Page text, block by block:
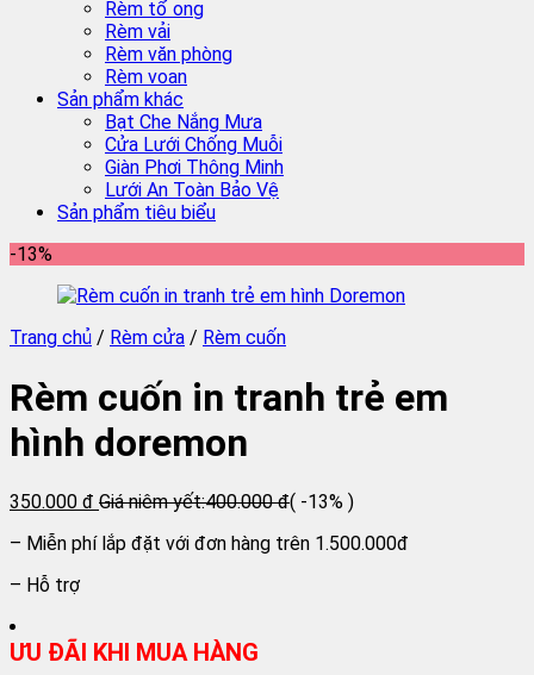
Rèm tổ ong
Rèm vải
Rèm văn phòng
Rèm voan
Sản phẩm khác
Bạt Che Nắng Mưa
Cửa Lưới Chống Muỗi
Giàn Phơi Thông Minh
Lưới An Toàn Bảo Vệ
Sản phẩm tiêu biểu
-13%
Trang chủ / Rèm cửa / Rèm cuốn
Rèm cuốn in tranh trẻ em
hình doremon
350.000 đ Giá niêm yết:400.000 đ( -13% )
– Miễn phí lắp đặt với đơn hàng trên 1.500.000đ
– Hỗ trợ
ƯU ĐÃI KHI MUA HÀNG